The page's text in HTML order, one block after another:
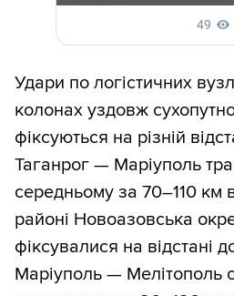
Удари по логістичних
колонах уздовж
фіксуються на різній
Таганрог — Маріуполь
середньому за 70–110 км
районі Новоазовська
фіксувалися на відстані
Маріуполь — Мелітополь